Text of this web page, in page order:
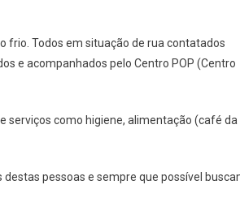
frio. Todos em situação de rua contatados
e acompanhados pelo Centro POP (Centro
serviços como higiene, alimentação (café da
pessoas e sempre que possível